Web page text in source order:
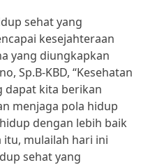
sehat yang
kesejahteraan
yang diungkapkan
Sp.B-KBD, “Kesehatan
dapat kita berikan
menjaga pola hidup
dengan lebih baik
itu, mulailah hari ini
sehat yang